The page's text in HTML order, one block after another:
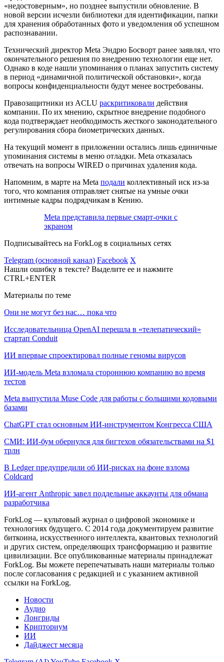
«недостоверным», но позднее выпустили обновление. В
новой версии исчезли библиотеки для идентификации, папки
для хранения обработанных фото и уведомления об успешном
распознавании.
Технический директор Meta Эндрю Босворт ранее заявлял, что
окончательного решения по внедрению технологии еще нет.
Однако в коде нашли упоминания о планах запустить систему
в период «динамичной политической обстановки», когда
вопросы конфиденциальности будут менее востребованы.
Правозащитники из ACLU раскритиковали действия
компании. По их мнению, скрытное внедрение подобного
кода подтверждает необходимость жесткого законодательного
регулирования сбора биометрических данных.
На текущий момент в приложении остались лишь единичные
упоминания системы в меню отладки. Meta отказалась
отвечать на вопросы WIRED о причинах удаления кода.
Напомним, в марте на Meta подали коллективный иск из-за
того, что компания отправляет снятые на умные очки
интимные кадры подрядчикам в Кению.
Meta представила первые смарт-очки с
экраном
Подписывайтесь на ForkLog в социальных сетях
Telegram (основной канал) Facebook X
Нашли ошибку в тексте? Выделите ее и нажмите
CTRL+ENTER
Материалы по теме
Они не могут без нас… пока что
Исследовательница OpenAI перешла в «телепатический»
стартап Conduit
ИИ впервые спроектировал полные геномы вирусов
ИИ-модель Meta взломала стороннюю компанию во время
тестов
Meta выпустила Muse Code для работы с большими кодовыми
базами
ChatGPT стал основным ИИ-инструментом Конгресса США
СМИ: ИИ-бум обернулся для бигтехов обязательствами на $1
трлн
В Ledger предупредили об ИИ-рисках на фоне взлома
Coldcard
ИИ-агент Anthropic завел поддельные аккаунты для обмана
разработчика
ForkLog — культовый журнал о цифровой экономике и
технологиях будущего. С 2014 года документируем развитие
биткоина, искусственного интеллекта, квантовых технологий
и других систем, определяющих трансформацию и развитие
цивилизации. Все опубликованные материалы принадлежат
ForkLog. Вы можете перепечатывать наши материалы только
после согласования с редакцией и с указанием активной
ссылки на ForkLog.
Новости
Аудио
Лонгриды
Крипториум
ИИ
Дайджест месяца